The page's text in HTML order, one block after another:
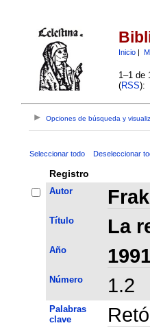
Inicio|
1–1 de
(RSS):
Opciones de búsqueda y
Seleccionar todo Deseleccionar
Registro
Autor
Título La
Año
Número
1.2
Palabras
clave